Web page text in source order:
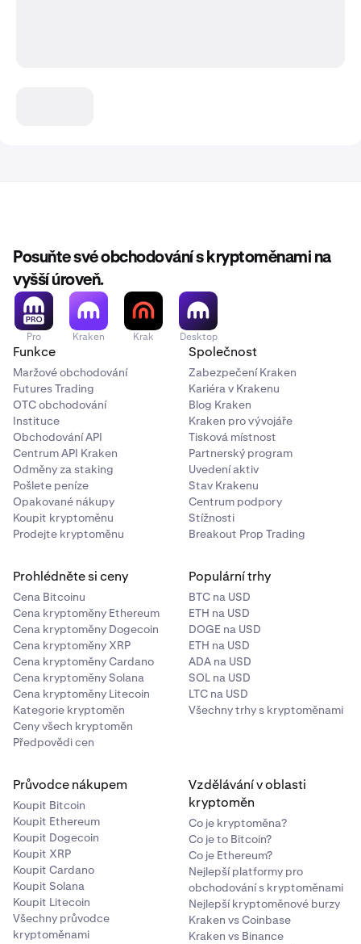
Posuňte své obchodování s kryptoměnami na
vyšší úroveň.
Pro Kraken Krak Desktop
Funkce
Maržové obchodování
Futures Trading
OTC obchodování
Instituce
Obchodování API
Centrum API Kraken
Odměny za staking
Pošlete peníze
Opakované nákupy
Koupit kryptoměnu
Prodejte kryptoměnu
Společnost
Zabezpečení Kraken
Kariéra v Krakenu
Blog Kraken
Kraken pro vývojáře
Tisková místnost
Partnerský program
Uvedení aktiv
Stav Krakenu
Centrum podpory
Stížnosti
Breakout Prop Trading
Prohlédněte si ceny
Cena Bitcoinu
Cena kryptoměny Ethereum
Cena kryptoměny Dogecoin
Cena kryptoměny XRP
Cena kryptoměny Cardano
Cena kryptoměny Solana
Cena kryptoměny Litecoin
Kategorie kryptoměn
Ceny všech kryptoměn
Předpovědi cen
Populární trhy
BTC na USD
ETH na USD
DOGE na USD
ETH na USD
ADA na USD
SOL na USD
LTC na USD
Všechny trhy s kryptoměnami
Průvodce nákupem
Koupit Bitcoin
Koupit Ethereum
Koupit Dogecoin
Koupit XRP
Koupit Cardano
Koupit Solana
Koupit Litecoin
Všechny průvodce
kryptoměnami
Vzdělávání v oblasti
kryptoměn
Co je kryptoměna?
Co je to Bitcoin?
Co je Ethereum?
Nejlepší platformy pro
obchodování s kryptoměnami
Nejlepší kryptoměnové burzy
Kraken vs Coinbase
Kraken vs Binance